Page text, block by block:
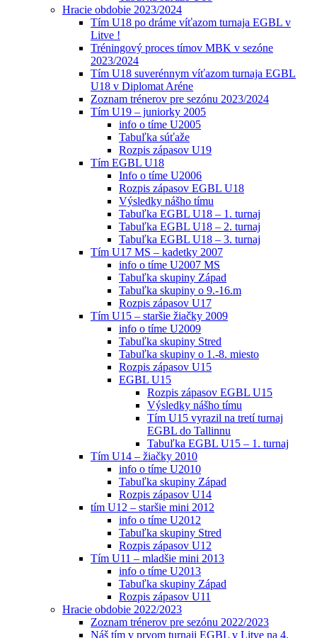
Hracie obdobie 2023/2024
Tím U18 po dráme víťazom turnaja EGBL v
Litve !
Tréningový proces tímov MBK v sezóne
2023/2024
Tím U18 suverénnym víťazom turnaja EGBL
U18 v Diplomat Aréne
Zoznam trénerov pre sezónu 2023/2024
Tím U19 – juniorky 2005
info o tíme U2005
Tabuľka súťaže
Rozpis zápasov U19
Tím EGBL U18
Info o tíme U2006
Rozpis zápasov EGBL U18
Výsledky nášho tímu
Tabuľka EGBL U18 – 1. turnaj
Tabuľka EGBL U18 – 2. turnaj
Tabuľka EGBL U18 – 3. turnaj
Tím U17 MS – kadetky 2007
info o tíme U2007 MS
Tabuľka skupiny Západ
Tabuľka skupiny o 9.-16.m
Rozpis zápasov U17
Tím U15 – staršie žiačky 2009
info o tíme U2009
Tabuľka skupiny Stred
Tabuľka skupiny o 1.-8. miesto
Rozpis zápasov U15
EGBL U15
Rozpis zápasov EGBL U15
Výsledky nášho tímu
Tím U15 vyrazil na tretí turnaj
EGBL do Tallinnu
Tabuľka EGBL U15 – 1. turnaj
Tím U14 – žiačky 2010
info o tíme U2010
Tabuľka skupiny Západ
Rozpis zápasov U14
tím U12 – staršie mini 2012
info o tíme U2012
Tabuľka skupiny Stred
Rozpis zápasov U12
Tím U11 – mladšie mini 2013
info o tíme U2013
Tabuľka skupiny Západ
Rozpis zápasov U11
Hracie obdobie 2022/2023
Zoznam trénerov pre sezónu 2022/2023
Náš tím v prvom turnaji EGBL v Litve na 4.